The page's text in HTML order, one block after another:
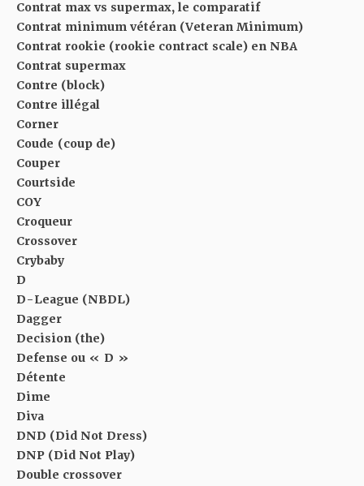
Contrat max vs supermax, le comparatif
Contrat minimum vétéran (Veteran Minimum)
Contrat rookie (rookie contract scale) en NBA
Contrat supermax
Contre (block)
Contre illégal
Corner
Coude (coup de)
Couper
Courtside
COY
Croqueur
Crossover
Crybaby
D
D-League (NBDL)
Dagger
Decision (the)
Defense ou « D »
Détente
Dime
Diva
DND (Did Not Dress)
DNP (Did Not Play)
Double crossover